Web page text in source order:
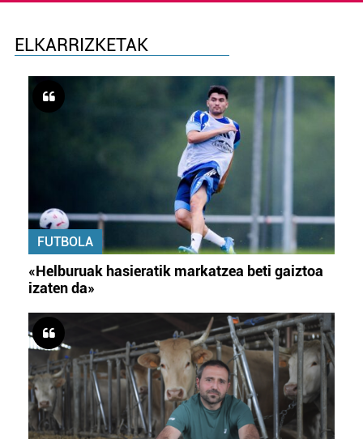
ELKARRIZKETAK
FUTBOLA
«Helburuak hasieratik markatzea beti gaiztoa
izaten da»